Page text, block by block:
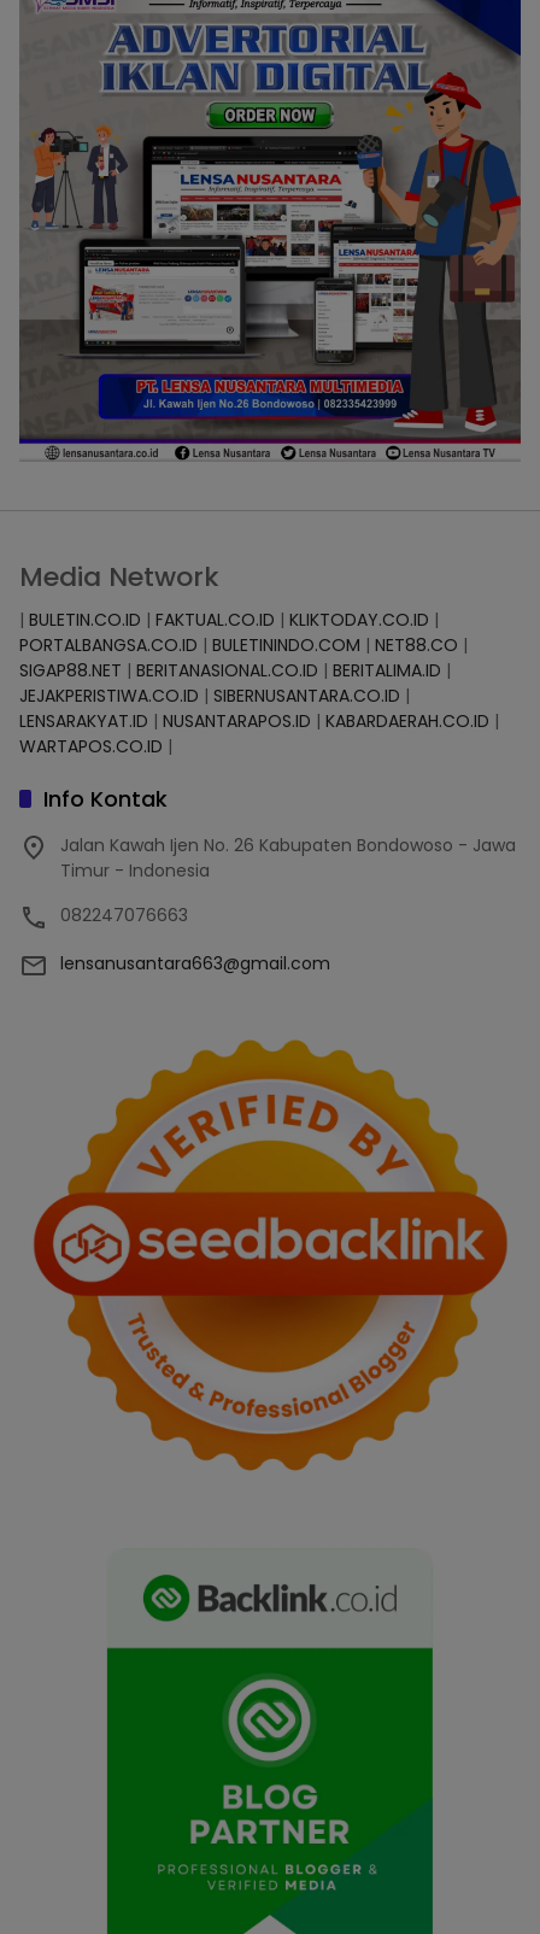
Media Network
| BULETIN.CO.ID | FAKTUAL.CO.ID | KLIKTODAY.CO.ID |
PORTALBANGSA.CO.ID | BULETININDO.COM | NET88.CO |
SIGAP88.NET | BERITANASIONAL.CO.ID | BERITALIMA.ID |
JEJAKPERISTIWA.CO.ID | SIBERNUSANTARA.CO.ID |
LENSARAKYAT.ID | NUSANTARAPOS.ID | KABARDAERAH.CO.ID |
WARTAPOS.CO.ID |
Info Kontak
Jalan Kawah Ijen No. 26 Kabupaten Bondowoso - Jawa
Timur - Indonesia
082247076663
lensanusantara663@gmail.com